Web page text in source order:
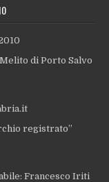
di Porto Salvo
registrato”
Francesco Iriti